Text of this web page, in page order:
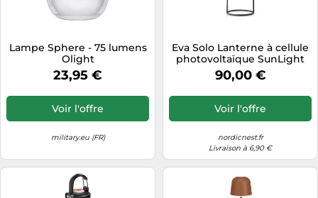
Lampe Sphere - 75 lumens
Olight
23,95 €
Voir l'offre
military.eu (FR)
Eva Solo Lanterne à cellule
photovoltaïque SunLight
30 cm
90,00 €
Voir l'offre
nordicnest.fr
Livraison à 6,90 €